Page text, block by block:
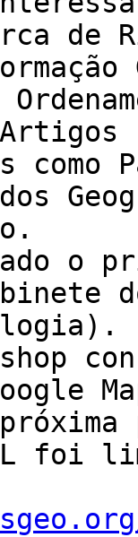
de
o
foi